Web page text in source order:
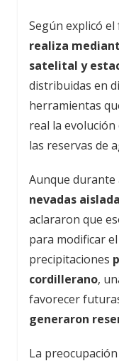
Según explicó
realiza
satelital y
distribuidas en
herramientas
real la
las reservas de
Aunque durante
nevadas
aclararon que
para modificar
precipitaciones
cordillerano,
favorecer
generaron
La